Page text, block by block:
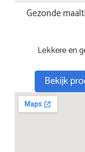
Gezonde
Lekkere en
Bekijk